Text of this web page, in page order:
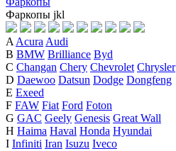
Фаркопы jkl
A Acura Audi
B BMW Brilliance Byd
C Changan Chery Chevrolet Chrysler
D Daewoo Datsun Dodge Dongfeng
E Exeed
F FAW Fiat Ford Foton
G GAC Geely Genesis Great Wall
H Haima Haval Honda Hyundai
I Infiniti Iran Isuzu Iveco